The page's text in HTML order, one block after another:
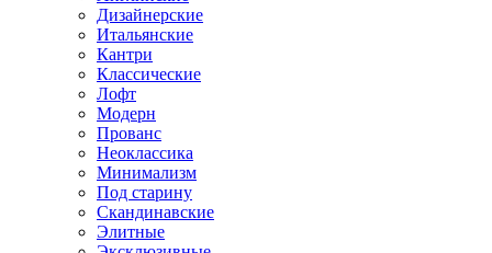
Дизайнерские
Итальянские
Кантри
Классические
Лофт
Модерн
Прованс
Неоклассика
Минимализм
Под старину
Скандинавские
Элитные